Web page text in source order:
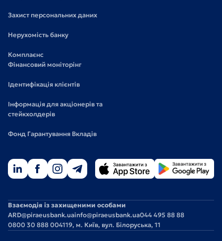
Захист персональних даних
Нерухомість банку
Комплаєнс
Фінансовий моніторінг
Ідентифікація клієнтів
Інформація для акціонерів та
стейкхолдерів
Фонд Гарантування Вкладів
Взаємодія із захищеними особами
ARD@piraeusbank.uainfo@piraeusbank.ua044 495 88 88
0800 30 888 004119, м. Київ, вул. Білоруська, 11